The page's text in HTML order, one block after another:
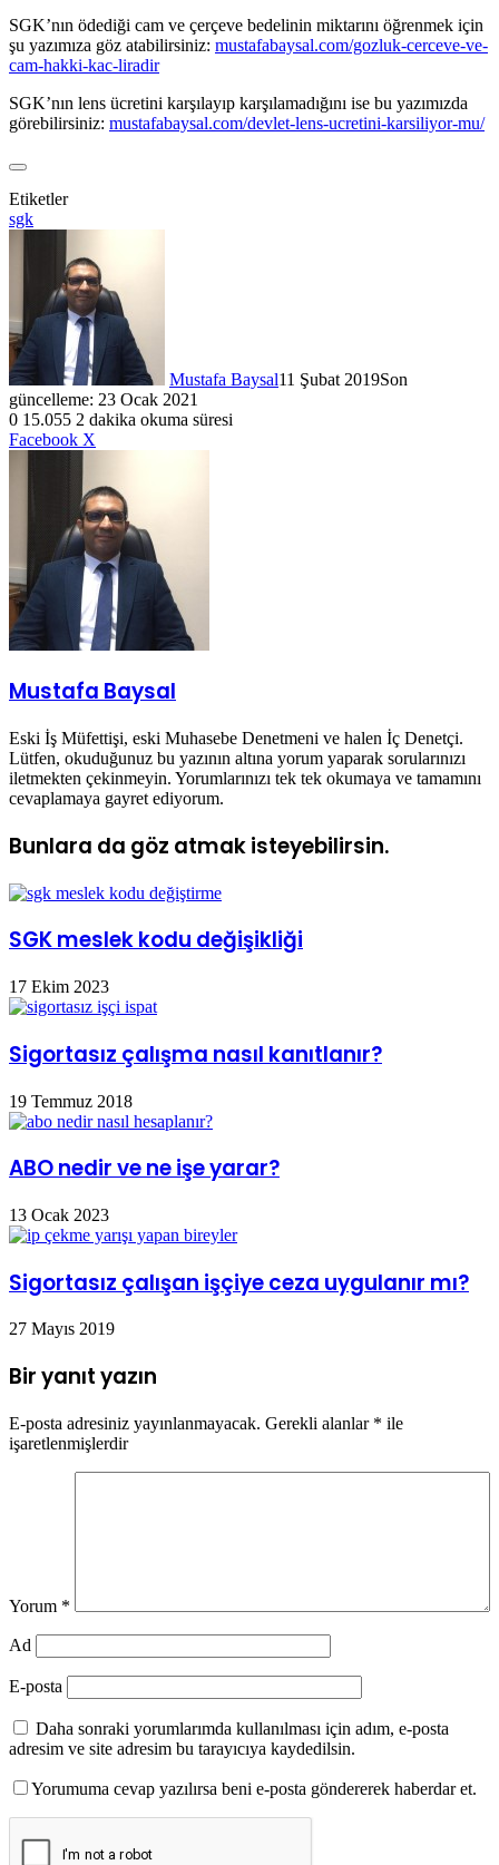
SGK’nın ödediği cam ve çerçeve bedelinin miktarını öğrenmek için
şu yazımıza göz atabilirsiniz: mustafabaysal.com/gozluk-cerceve-ve-
cam-hakki-kac-liradir
SGK’nın lens ücretini karşılayıp karşılamadığını ise bu yazımızda
görebilirsiniz: mustafabaysal.com/devlet-lens-ucretini-karsiliyor-mu/
Etiketler
sgk
Mustafa Baysal11 Şubat 2019Son
güncelleme: 23 Ocak 2021
0 15.055 2 dakika okuma süresi
Facebook X
paylaş
Mustafa Baysal
Eski İş Müfettişi, eski Muhasebe Denetmeni ve halen İç Denetçi.
Lütfen, okuduğunuz bu yazının altına yorum yaparak sorularınızı
iletmekten çekinmeyin. Yorumlarınızı tek tek okumaya ve tamamını
cevaplamaya gayret ediyorum.
Bunlara da göz atmak isteyebilirsin.
SGK meslek kodu değişikliği
17 Ekim 2023
Sigortasız çalışma nasıl kanıtlanır?
19 Temmuz 2018
ABO nedir ve ne işe yarar?
13 Ocak 2023
Sigortasız çalışan işçiye ceza uygulanır mı?
27 Mayıs 2019
Bir yanıt yazın
E-posta adresiniz yayınlanmayacak. Gerekli alanlar * ile
işaretlenmişlerdir
Yorum *
Ad
E-posta
Daha sonraki yorumlarımda kullanılması için adım, e-posta
adresim ve site adresim bu tarayıcıya kaydedilsin.
Yorumuma cevap yazılırsa beni e-posta göndererek haberdar et.